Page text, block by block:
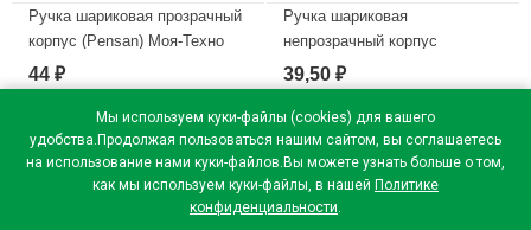
Мы используем куки-файлы (cookies) для вашего
удобства.Продолжая пользоваться нашим сайтом, вы соглашаетесь
на использование нами куки-файлов.Вы можете узнать больше о том,
как мы используем куки-файлы, в нашей Политике
конфиденциальности.
Ручка шариковая прозрачный
корпус (Pensan) Моя-Техно
(MY-TECH) синий, 0,7мм,
игла, масло арт.2240/25BLUE
В наличии
44 ₽
Ручка шариковая
непрозрачный корпус
(Pensan) Звездная технология
(STAR TECH) синий, 1,0мм,
игла, масло арт.2260/12BLUE
(Ст.12)
В наличии
39,50 ₽